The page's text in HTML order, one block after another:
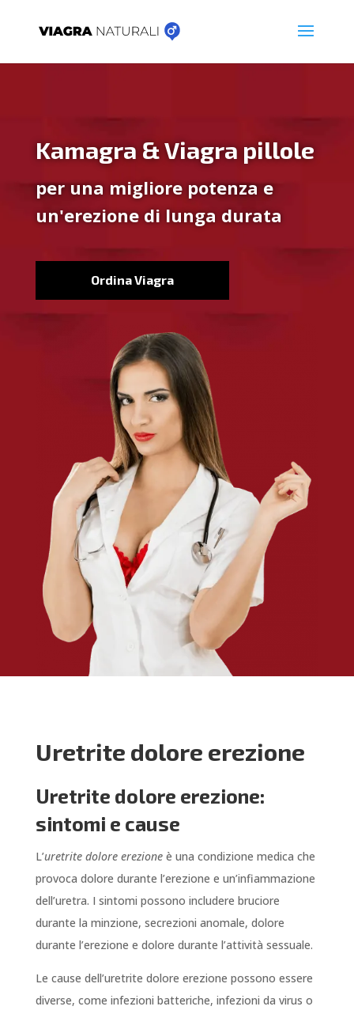
Kamagra & Viagra pillole
per una migliore potenza e
un'erezione di lunga durata
Ordina Viagra
Uretrite dolore erezione
Uretrite dolore erezione:
sintomi e cause
L’uretrite dolore erezioneè una condizione medica che
provoca dolore durante l’erezione e un’infiammazione
dell’uretra. I sintomi possono includere bruciore
durante la minzione, secrezioni anomale, dolore
durante l’erezione e dolore durante l’attività sessuale.
Le cause dell’uretrite dolore erezione possono essere
diverse, come infezioni batteriche, infezioni da virus o